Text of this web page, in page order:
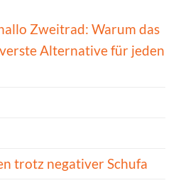
Zweitrad: Warum das
Alternative für jeden
trotz negativer Schufa